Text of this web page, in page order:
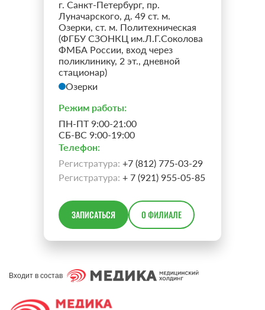
г. Санкт-Петербург, пр.
Луначарского, д. 49 ст. м.
Озерки, ст. м. Политехническая
(ФГБУ СЗОНКЦ им.Л.Г.Соколова
ФМБА России, вход через
поликлинику, 2 эт., дневной
стационар)
Озерки
Режим работы:
ПН-ПТ 9:00-21:00
СБ-ВС 9:00-19:00
Телефон:
Регистратура: +7 (812) 775-03-29
Регистратура: + 7 (921) 955-05-85
ЗАПИСАТЬСЯ О ФИЛИАЛЕ
Входит в состав